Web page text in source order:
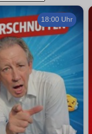
18:00 Uhr